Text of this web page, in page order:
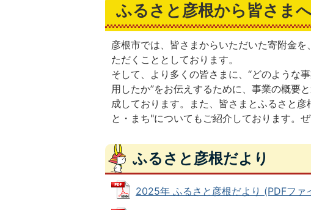
ふるさと彦根から皆さま
彦根市では、皆さまからいただいた寄附金
ただくこととしております。
そして、より多くの皆さまに、“どのような
用したか”をお伝えするために、事業の概要
成しております。また、皆さまとふるさと
と・まち"についてもご紹介しております。ぜ
ふるさと彦根だより
2025年 ふるさと彦根だより (PDFファ